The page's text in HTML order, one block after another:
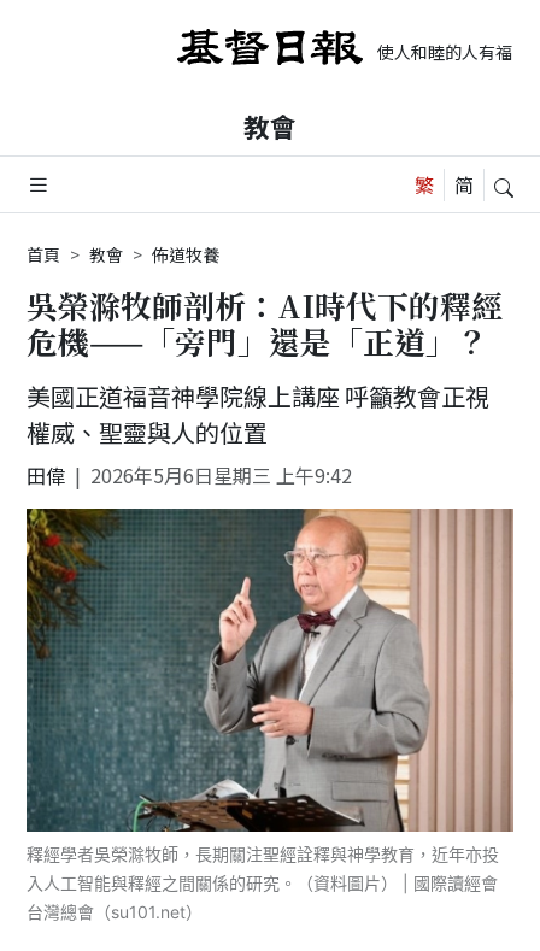
使人和睦的人有福了
教會
首頁 教會 佈道牧養
吳榮滁牧師剖析：AI時代下的釋經
危機——「旁門」還是「正道」？
美國正道福音神學院線上講座 呼籲教會正視
權威、聖靈與人的位置
田偉 2026年5月6日星期三 上午9:42
釋經學者吳榮滁牧師，長期關注聖經詮釋與神學教育，近年亦投
入人工智能與釋經之間關係的研究。（資料圖片） | 國際讀經會
台灣總會（su101.net）